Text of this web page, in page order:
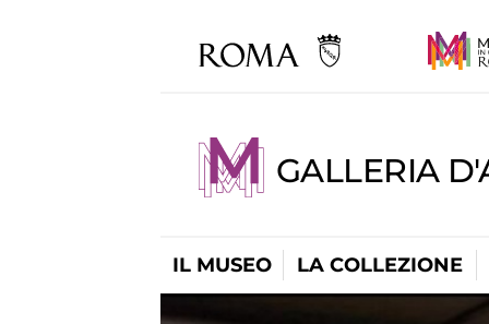
GALLERIA
IL MUSEO LA COLLEZIONE